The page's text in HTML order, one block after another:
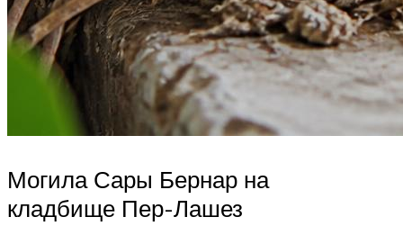
Могила Сары Бернар на
кладбище Пер-Лашез